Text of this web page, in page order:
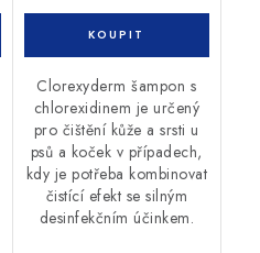
Clorexyderm šampon s
chlorexidinem je určený
pro čištění kůže a srsti u
psů a koček v případech,
kdy je potřeba kombinovat
čistící efekt se silným
desinfekčním účinkem.